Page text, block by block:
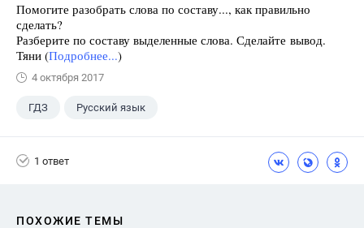
Помогите разобрать слова по составу..., как правильно
сделать?
Разберите по составу выделенные слова. Сделайте вывод.
Тяни (Подробнее...)
4 октября 2017
ГДЗ Русский язык
1 ответ
ПОХОЖИЕ ТЕМЫ